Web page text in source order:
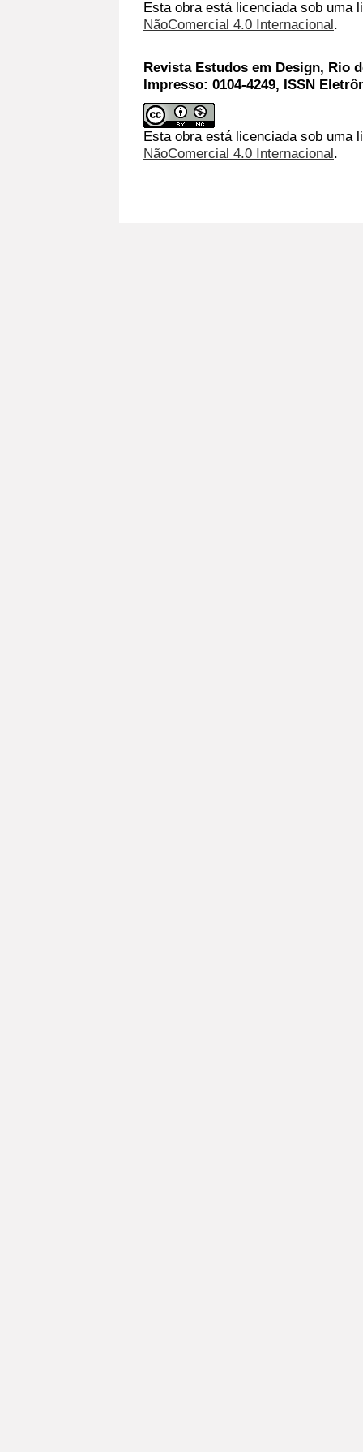
Esta obra está licenciada sob uma
NãoComercial 4.0 Internacional.
Revista Estudos em Design, Rio
Impresso: 0104-4249, ISSN
Esta obra está licenciada sob uma
NãoComercial 4.0 Internacional.